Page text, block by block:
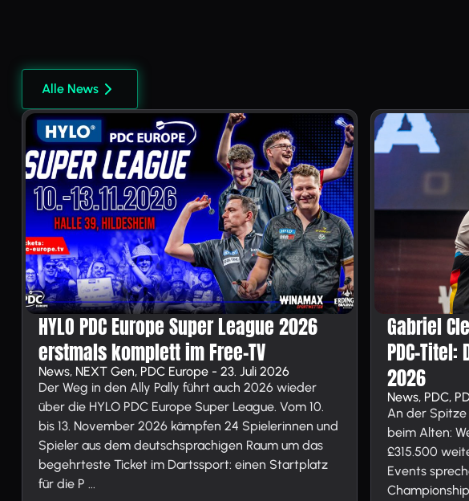
Alle News
HYLO PDC Europe Super League 2026
erstmals komplett im Free-TV
News, NEXT Gen, PDC Europe - 23. Juli 2026
Der Weg in den Ally Pally führt auch 2026 wieder
über die HYLO PDC Europe Super League. Vom 10.
bis 13. November 2026 kämpfen 24 Spielerinnen und
Spieler aus dem deutschsprachigen Raum um das
begehrteste Ticket im Dartssport: einen Startplatz
für die P ...
Gabriel
PDC-Titel:
2026
News, PDC,
An der
beim Alten:
£315.500
Events